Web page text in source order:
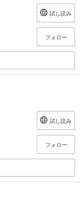
試し読み
フォロー
試し読み
フォロー